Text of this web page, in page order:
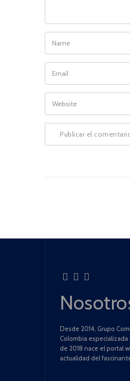
NAME
EMAIL
WEBSITE
Desde 2014, Grupo
Colombia especializada
de 2018 nace el portal
actualidad del